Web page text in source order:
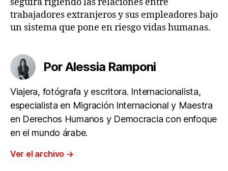
seguirá rigiendo las relaciones entre
trabajadores extranjeros y sus empleadores bajo
un sistema que pone en riesgo vidas humanas.
Por Alessia Ramponi
Viajera, fotógrafa y escritora. Internacionalista,
especialista en Migración Internacional y Maestra
en Derechos Humanos y Democracia con enfoque
en el mundo árabe.
Ver el archivo →